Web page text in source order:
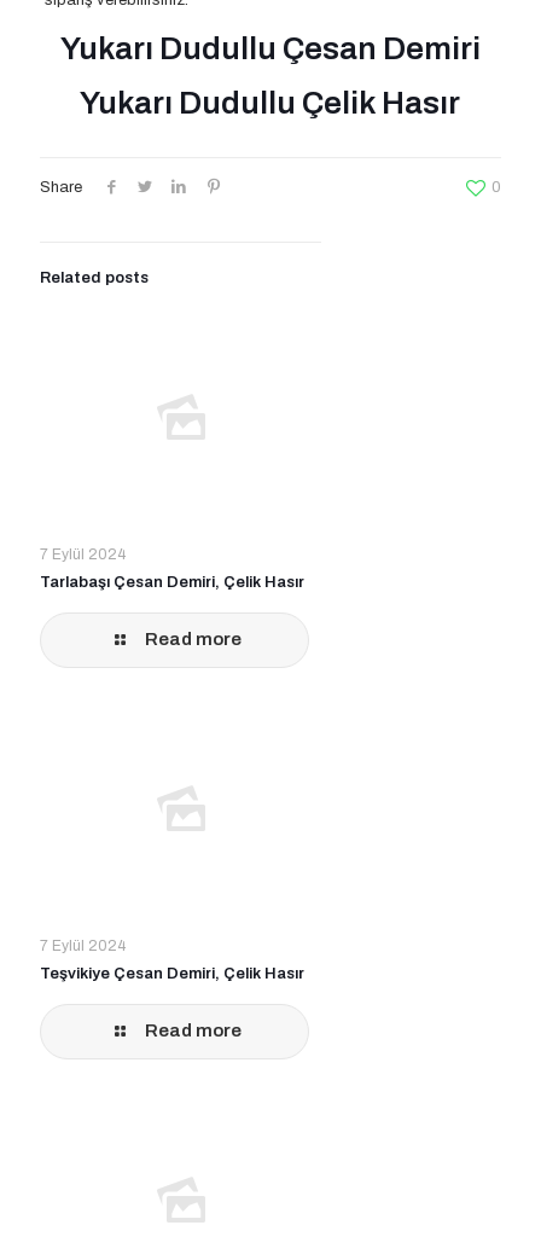
Yukarı Dudullu Çesan Demiri
Yukarı Dudullu Çelik Hasır
Share 0
Related posts
7 Eylül 2024
Tarlabaşı Çesan Demiri, Çelik Hasır
Read more
7 Eylül 2024
Teşvikiye Çesan Demiri, Çelik Hasır
Read more